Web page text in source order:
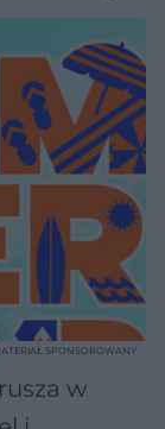
w
SPONSOROWANY